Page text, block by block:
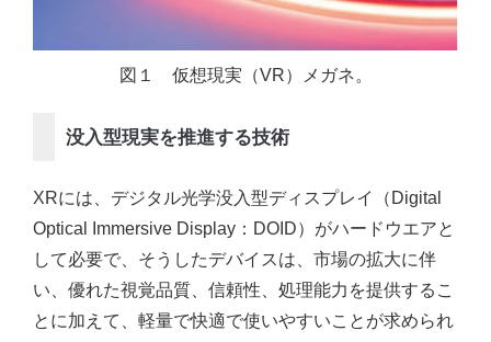
図１ 仮想現実（VR）メガネ。
没入型現実を推進する技術
XRには、デジタル光学没入型ディスプレイ（Digital
Optical Immersive Display：DOID）がハードウエアと
して必要で、そうしたデバイスは、市場の拡大に伴
い、優れた視覚品質、信頼性、処理能力を提供するこ
とに加えて、軽量で快適で使いやすいことが求められ